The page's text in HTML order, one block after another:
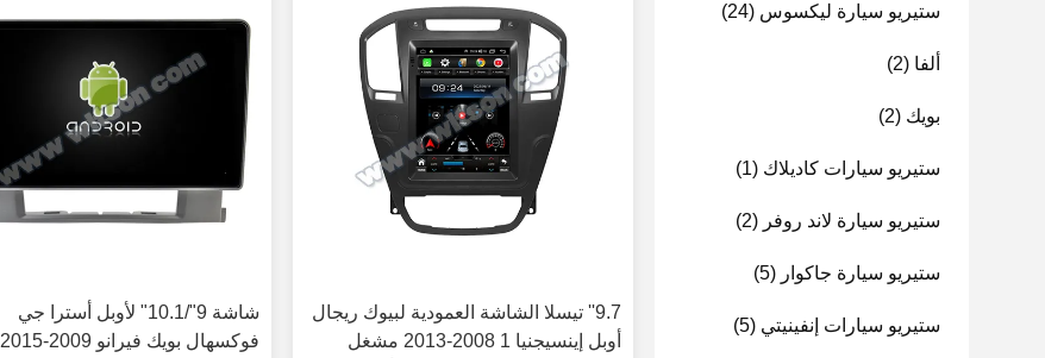
ستيريو سيارة ليكسوس (24)
ألفا (2)
بويك (2)
ستيريو سيارات كاديلاك (1)
ستيريو سيارة لاند روفر (2)
ستيريو سيارة جاكوار (5)
ستيريو سيارات إنفينيتي (5)
9.7'' تيسلا الشاشة العمودية لبيوك ريجال
أوبل إينسيجنيا 1 2008-2013 مشغل
شاشة 9"/10.1" لأوبل أسترا جي
فوكسهال بويك فيرانو 2009-2015